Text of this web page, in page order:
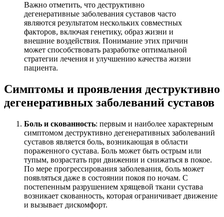
Важно отметить, что деструктивно
дегенеративные заболевания суставов часто
являются результатом нескольких совместных
факторов, включая генетику, образ жизни и
внешние воздействия. Понимание этих причин
может способствовать разработке оптимальной
стратегии лечения и улучшению качества жизни
пациента.
Симптомы и проявления деструктивно
дегенеративных заболеваний суставов
Боль и скованность: первым и наиболее характерным
симптомом деструктивно дегенеративных заболеваний
суставов является боль, возникающая в области
пораженного сустава. Боль может быть острым или
тупым, возрастать при движении и снижаться в покое.
По мере прогрессирования заболевания, боль может
появляться даже в состоянии покоя по ночам. С
постепенным разрушением хрящевой ткани сустава
возникает скованность, которая ограничивает движение
и вызывает дискомфорт.